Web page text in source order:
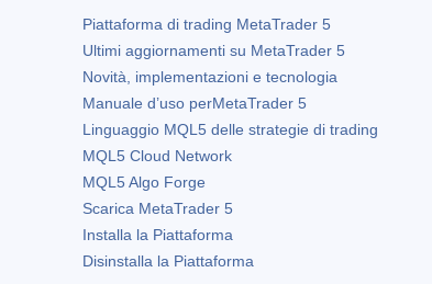
Piattaforma di trading MetaTrader 5
Ultimi aggiornamenti su MetaTrader 5
Novità, implementazioni e tecnologia
Manuale d’uso perMetaTrader 5
Linguaggio MQL5 delle strategie di trading
MQL5 Cloud Network
MQL5 Algo Forge
Scarica MetaTrader 5
Installa la Piattaforma
Disinstalla la Piattaforma